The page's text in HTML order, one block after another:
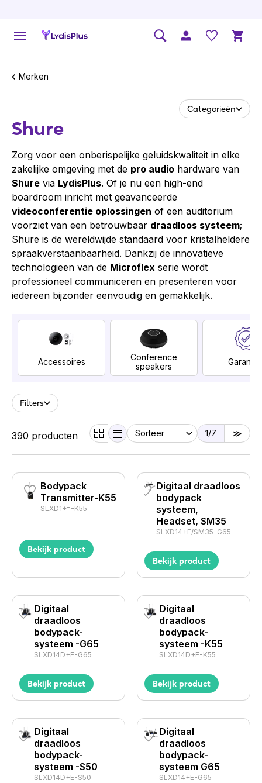
Merken
Categorieën
Shure
Zorg voor een onberispelijke geluidskwaliteit in elke
zakelijke omgeving met de pro audio hardware van
Shure via LydisPlus. Of je nu een high-end
boardroom inricht met geavanceerde
videoconferentie oplossingen of een auditorium
voorziet van een betrouwbaar draadloos systeem;
Shure is de wereldwijde standaard voor kristalheldere
spraakverstaanbaarheid. Dankzij de innovatieve
technologieën van de Microflex serie wordt
professioneel communiceren en presenteren voor
iedereen bijzonder eenvoudig en gemakkelijk.
Accessoires
Conference
speakers
Filters
390 producten 1/7
Bodypack
Transmitter-K55
SLXD1+=-K55
Bekijk product
Digitaal draadloos
bodypack
systeem,
Headset, SM35
SLXD14+E/SM35-G65
Bekijk product
Digitaal
draadloos
bodypack-
systeem -G65
SLXD14D+E-G65
Bekijk product
Digitaal
draadloos
bodypack-
systeem -K55
SLXD14D+E-K55
Bekijk product
Digitaal
draadloos
bodypack-
systeem -S50
SLXD14D+E-S50
Digitaal
draadloos
bodypack-
systeem G65
SLXD14+E-G65